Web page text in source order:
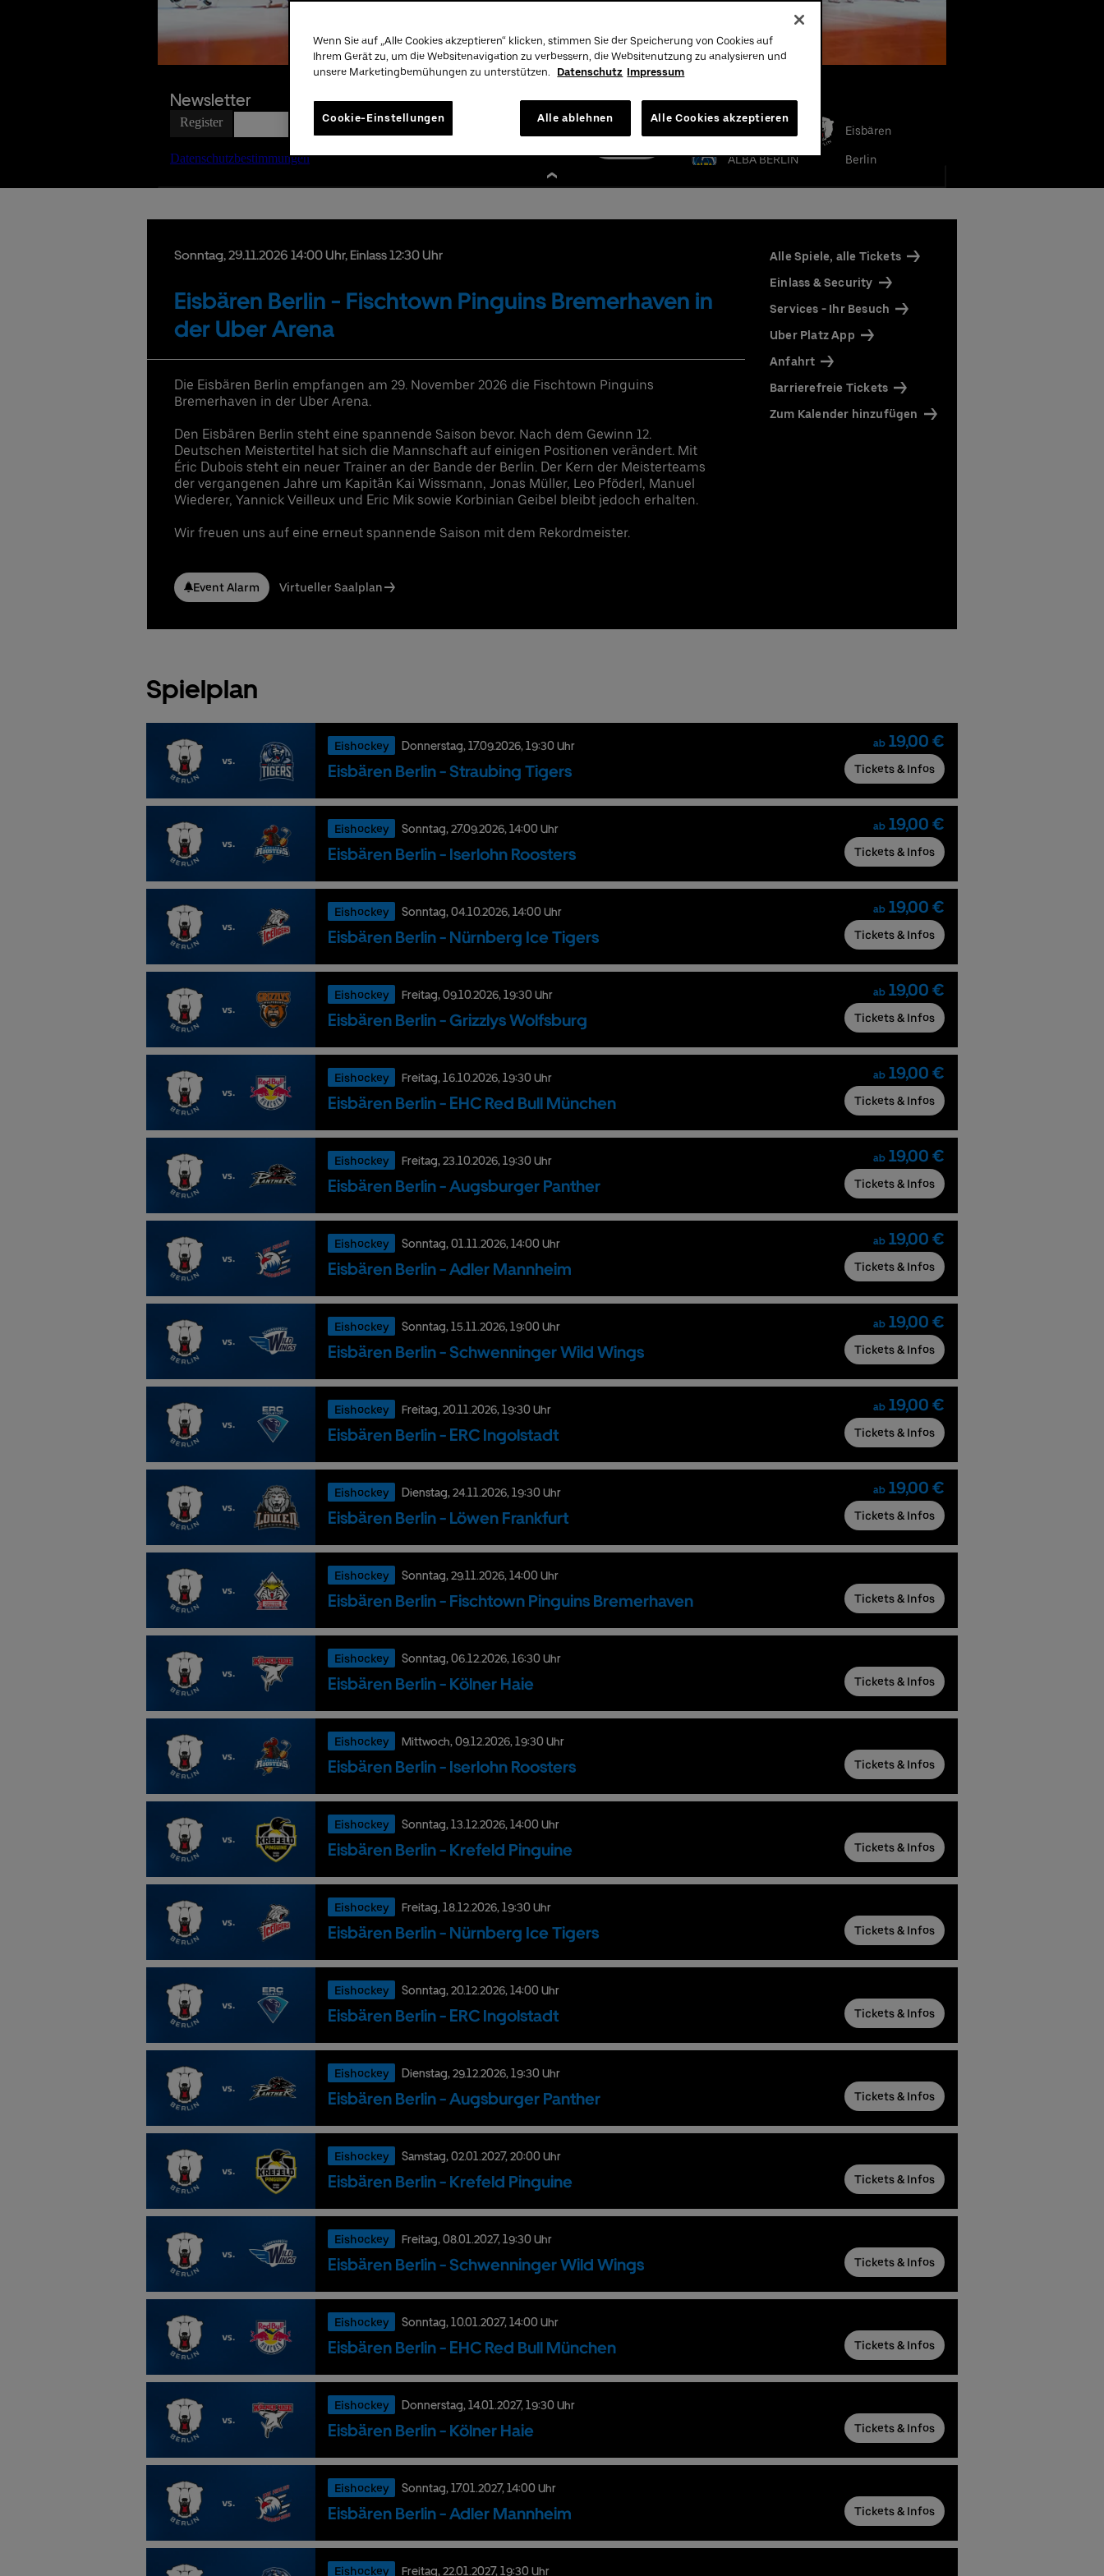
Newsletter Tickets
Hotline:
01806 - 570070
Premium:
030/2060708844
Unsere Teams
ALBA BERLIN
Eisbären
Berlin
Sonntag,29.11.2026 14:00 Uhr, Einlass 12:30 Uhr
Eisbären Berlin - Fischtown Pinguins Bremerhaven in
der Uber Arena
Die Eisbären Berlin empfangen am 29. November 2026 die Fischtown Pinguins
Bremerhaven in der Uber Arena.
Den Eisbären Berlin steht eine spannende Saison bevor. Nach dem Gewinn 12.
Deutschen Meistertitel hat sich die Mannschaft auf einigen Positionen verändert. Mit
Éric Dubois steht ein neuer Trainer an der Bande der Berlin. Der Kern der Meisterteams
der vergangenen Jahre um Kapitän Kai Wissmann, Jonas Müller, Leo Pföderl, Manuel
Wiederer, Yannick Veilleux und Eric Mik sowie Korbinian Geibel bleibt jedoch erhalten.
Wir freuen uns auf eine erneut spannende Saison mit dem Rekordmeister.
Event Alarm Virtueller Saalplan
Alle Spiele, alle Tickets
Einlass & Security
Services - Ihr Besuch
Uber Platz App
Anfahrt
Barrierefreie Tickets
Zum Kalender hinzufügen
Datenschutzbestimmungen
Spielplan
Eishockey Donnerstag,17.09.2026,19:30 Uhr
Eisbären Berlin - Straubing Tigers
ab 19,00 €
Tickets & Infos
Eishockey Sonntag,27.09.2026,14:00 Uhr
Eisbären Berlin - Iserlohn Roosters
ab 19,00 €
Tickets & Infos
Eishockey Sonntag,04.10.2026,14:00 Uhr
Eisbären Berlin - Nürnberg Ice Tigers
ab 19,00 €
Tickets & Infos
Eishockey Freitag,09.10.2026,19:30 Uhr
Eisbären Berlin - Grizzlys Wolfsburg
ab 19,00 €
Tickets & Infos
Eishockey Freitag,16.10.2026,19:30 Uhr
Eisbären Berlin - EHC Red Bull München
ab 19,00 €
Tickets & Infos
Eishockey Freitag,23.10.2026,19:30 Uhr
Eisbären Berlin - Augsburger Panther
ab 19,00 €
Tickets & Infos
Eishockey Sonntag,01.11.2026,14:00 Uhr
Eisbären Berlin - Adler Mannheim
ab 19,00 €
Tickets & Infos
Eishockey Sonntag,15.11.2026,19:00 Uhr
Eisbären Berlin - Schwenninger Wild Wings
ab 19,00 €
Tickets & Infos
Eishockey Freitag,20.11.2026,19:30 Uhr
Eisbären Berlin - ERC Ingolstadt
ab 19,00 €
Tickets & Infos
Eishockey Dienstag,24.11.2026,19:30 Uhr
Eisbären Berlin - Löwen Frankfurt
ab 19,00 €
Tickets & Infos
Eishockey Sonntag,29.11.2026,14:00 Uhr
Eisbären Berlin - Fischtown Pinguins Bremerhaven Tickets & Infos
Eishockey Sonntag,06.12.2026,16:30 Uhr
Eisbären Berlin - Kölner Haie Tickets & Infos
Eishockey Mittwoch,09.12.2026,19:30 Uhr
Eisbären Berlin - Iserlohn Roosters Tickets & Infos
Eishockey Sonntag,13.12.2026,14:00 Uhr
Eisbären Berlin - Krefeld Pinguine Tickets & Infos
Eishockey Freitag,18.12.2026,19:30 Uhr
Eisbären Berlin - Nürnberg Ice Tigers Tickets & Infos
Eishockey Sonntag,20.12.2026,14:00 Uhr
Eisbären Berlin - ERC Ingolstadt Tickets & Infos
Eishockey Dienstag,29.12.2026,19:30 Uhr
Eisbären Berlin - Augsburger Panther Tickets & Infos
Eishockey Samstag,02.01.2027,20:00 Uhr
Eisbären Berlin - Krefeld Pinguine Tickets & Infos
Eishockey Freitag,08.01.2027,19:30 Uhr
Eisbären Berlin - Schwenninger Wild Wings Tickets & Infos
Eishockey Sonntag,10.01.2027,14:00 Uhr
Eisbären Berlin - EHC Red Bull München Tickets & Infos
Eishockey Donnerstag,14.01.2027,19:30 Uhr
Eisbären Berlin - Kölner Haie Tickets & Infos
Eishockey Sonntag,17.01.2027,14:00 Uhr
Eisbären Berlin - Adler Mannheim Tickets & Infos
Eishockey Freitag,22.01.2027,19:30 Uhr
Wenn Sie auf „Alle Cookies akzeptieren“ klicken, stimmen Sie der Speicherung von Cookies auf
Ihrem Gerät zu, um die Websitenavigation zu verbessern, die Websitenutzung zu analysieren und
unsere Marketingbemühungen zu unterstützen.
Datenschutz Impressum
Cookie-Einstellungen Alle ablehnen Alle Cookies akzeptieren